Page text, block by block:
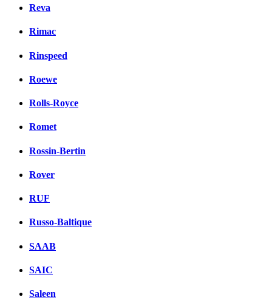
Reva
Rimac
Rinspeed
Roewe
Rolls-Royce
Romet
Rossin-Bertin
Rover
RUF
Russo-Baltique
SAAB
SAIC
Saleen